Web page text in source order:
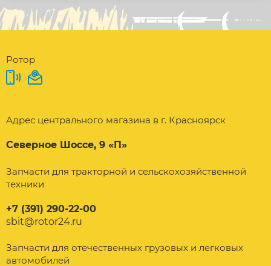
Ротор
Адрес центрального магазина в г. Красноярск
Северное Шоссе, 9 «П»
Запчасти для тракторной и сельскохозяйственной
техники
+7 (391) 290-22-00
sbit@rotor24.ru
Запчасти для отечественных грузовых и легковых
автомобилей